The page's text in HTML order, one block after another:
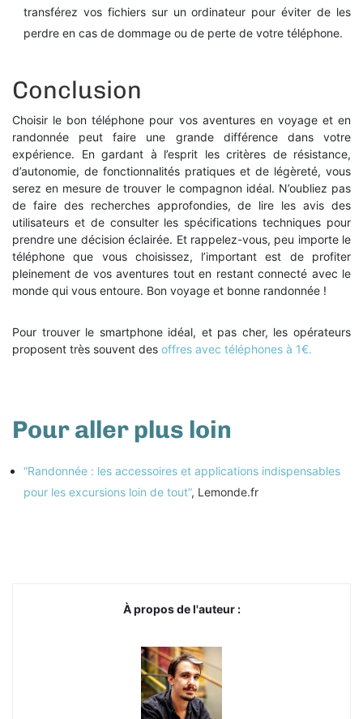
transférez vos fichiers sur un ordinateur pour éviter de les
perdre en cas de dommage ou de perte de votre téléphone.
Conclusion
Choisir le bon téléphone pour vos aventures en voyage et en
randonnée peut faire une grande différence dans votre
expérience. En gardant à l’esprit les critères de résistance,
d’autonomie, de fonctionnalités pratiques et de légèreté, vous
serez en mesure de trouver le compagnon idéal. N’oubliez pas
de faire des recherches approfondies, de lire les avis des
utilisateurs et de consulter les spécifications techniques pour
prendre une décision éclairée. Et rappelez-vous, peu importe le
téléphone que vous choisissez, l’important est de profiter
pleinement de vos aventures tout en restant connecté avec le
monde qui vous entoure. Bon voyage et bonne randonnée !
Pour trouver le smartphone idéal, et pas cher, les opérateurs
proposent très souvent des offres avec téléphones à 1€.
Pour aller plus loin
“Randonnée : les accessoires et applications indispensables
pour les excursions loin de tout”, Lemonde.fr
À propos de l'auteur :